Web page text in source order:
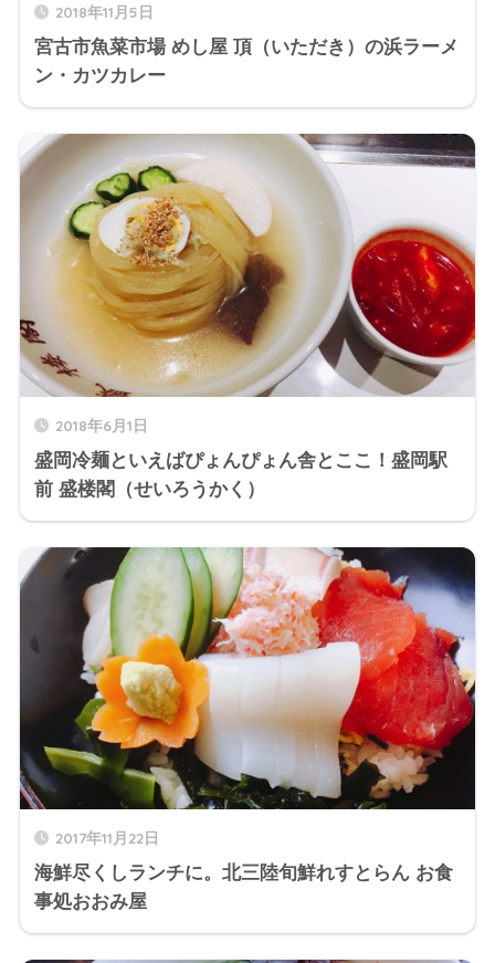
2018年11月5日
宮古市魚菜市場 めし屋 頂（いただき）の浜ラーメ
ン・カツカレー
2018年6月1日
盛岡冷麺といえばぴょんぴょん舎とここ！盛岡駅
前 盛楼閣（せいろうかく）
2017年11月22日
海鮮尽くしランチに。北三陸旬鮮れすとらん お食
事処おおみ屋